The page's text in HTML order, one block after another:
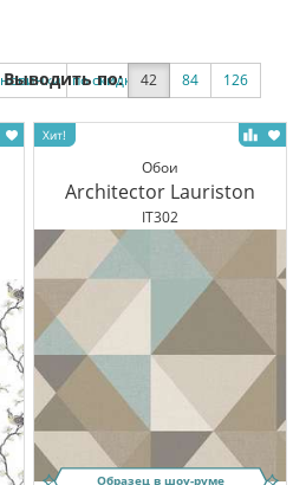
новинки по скидке
Выводить по: 42 84 126
Обои
Architector Lauriston
IT302
Образец в шоу-руме